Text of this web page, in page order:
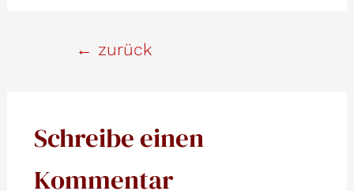
← zurück
Schreibe einen
Kommentar